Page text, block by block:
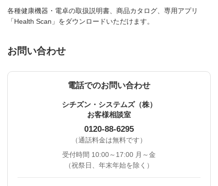
各種健康機器・電卓の取扱説明書、商品カタログ、専用アプリ
「Health Scan」をダウンロードいただけます。
お問い合わせ
電話でのお問い合わせ
シチズン・システムズ（株）
お客様相談室
0120-88-6295
（通話料金は無料です）
受付時間 10:00～17:00 月～金
（祝祭日、年末年始を除く）